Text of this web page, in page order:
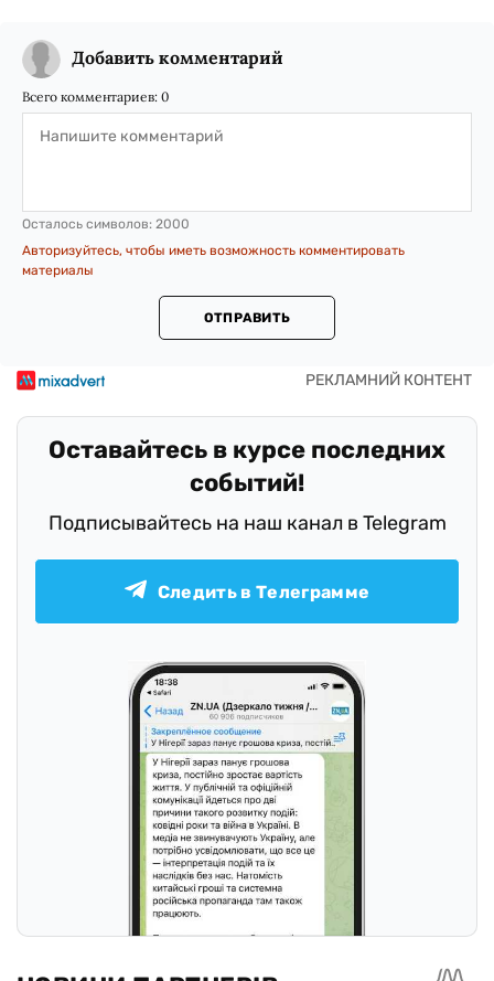
Добавить комментарий
Всего комментариев: 0
Осталось символов: 2000
Авторизуйтесь, чтобы иметь возможность комментировать
материалы
ОТПРАВИТЬ
Оставайтесь в курсе последних
событий!
Подписывайтесь на наш канал в Telegram
Следить в Телеграмме